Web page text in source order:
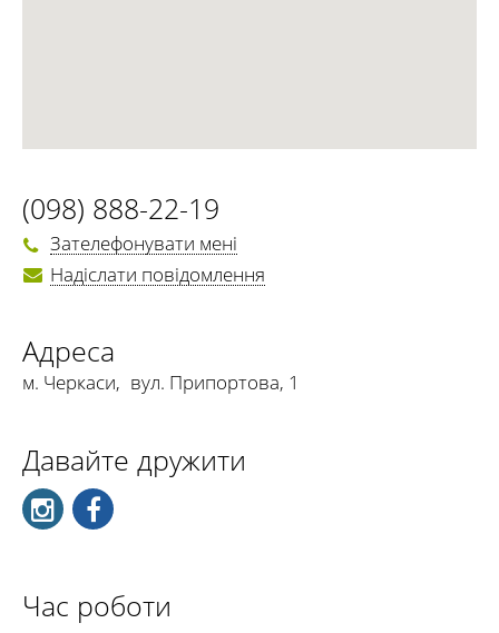
(098) 888-22-19
Зателефонувати мені
Надіслати повідомлення
Адреса
м. Черкаси, вул. Припортова, 1
Давайте дружити
Час роботи